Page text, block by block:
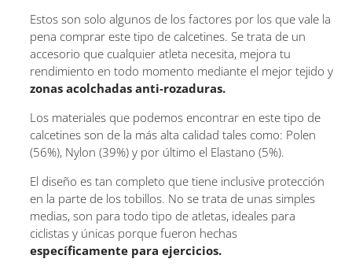
Estos son solo algunos de los factores por los que vale la
pena comprar este tipo de calcetines. Se trata de un
accesorio que cualquier atleta necesita, mejora tu
rendimiento en todo momento mediante el mejor tejido y
zonas acolchadas anti-rozaduras.
Los materiales que podemos encontrar en este tipo de
calcetines son de la más alta calidad tales como: Polen
(56%), Nylon (39%) y por último el Elastano (5%).
El diseño es tan completo que tiene inclusive protección
en la parte de los tobillos. No se trata de unas simples
medias, son para todo tipo de atletas, ideales para
ciclistas y únicas porque fueron hechas
específicamente para ejercicios.